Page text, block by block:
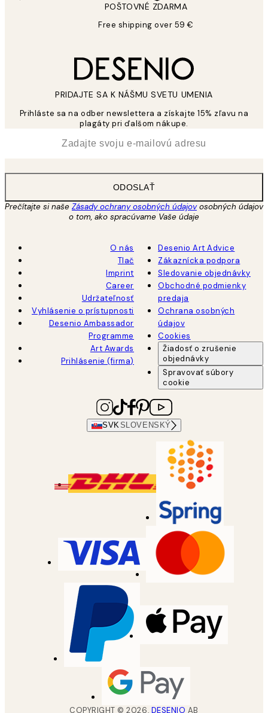
POŠTOVNÉ ZDARMA
Free shipping over 59 €
PRIDAJTE SA K NÁŠMU SVETU UMENIA
Prihláste sa na odber newslettera a získajte 15% zľavu na
plagáty pri ďalšom nákupe.
ODOSLAŤ
Prečítajte si naše Zásady ochrany osobných údajovosobných údajov
o tom, ako spracúvame Vaše údaje
O nás
Tlač
Imprint
Career
Udržateľnosť
Vyhlásenie o prístupnosti
Desenio Ambassador
Programme
Art Awards
Prihlásenie (firma)
Desenio Art Advice
Zákaznícka podpora
Sledovanie objednávky
Obchodné podmienky
predaja
Ochrana osobných
údajov
Cookies
Žiadosť o zrušenie
objednávky
Spravovať súbory
cookie
SVKSLOVENSKÝ
COPYRIGHT ©2026, DESENIO AB